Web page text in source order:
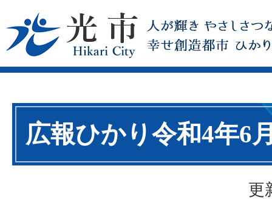
広報ひかり令和4年6
更